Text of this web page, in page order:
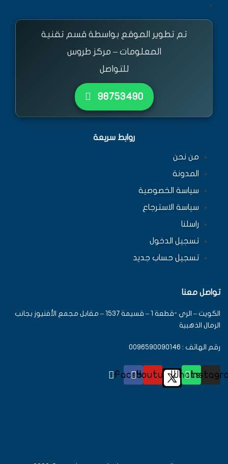
<
تم تطوير الموقع بواسطة قسم تقنية
المعلومات – مركز طروس
للتواصل
٩٨٧٥٣٤٩٠
روابط سريعة
من نحن
المدونة
سياسة الخصوصية
سياسة الاسترجاع
راسلنا
تسجيل الدخول
تسجيل حساب جديد
تواصل معنا
الكويت – الري -قطعة 1 – قسيمة 1537 – مقابل مجمع الأفنيوز بجانب
الرمال الذهبية
رقم الهاتف : 0096590090146
Whatsapp
Youtube
Facebook